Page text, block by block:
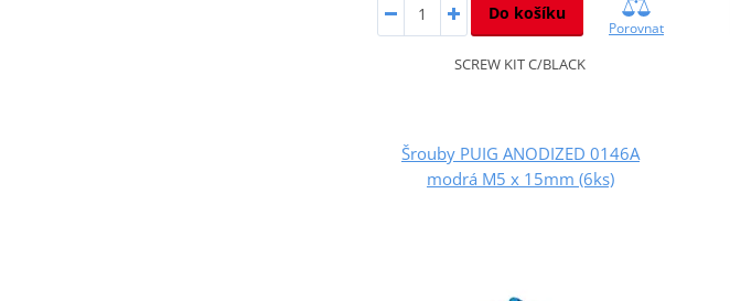
Do košíku
Porovnat
SCREW KIT C/BLACK
Šrouby PUIG ANODIZED 0146A
modrá M5 x 15mm (6ks)